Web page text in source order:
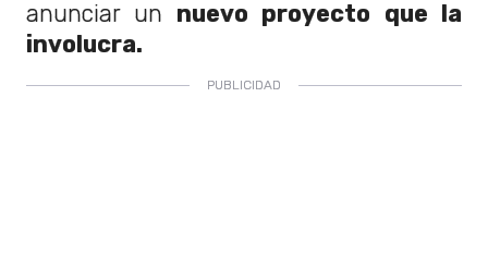
anunciar un nuevo proyecto que la
involucra.